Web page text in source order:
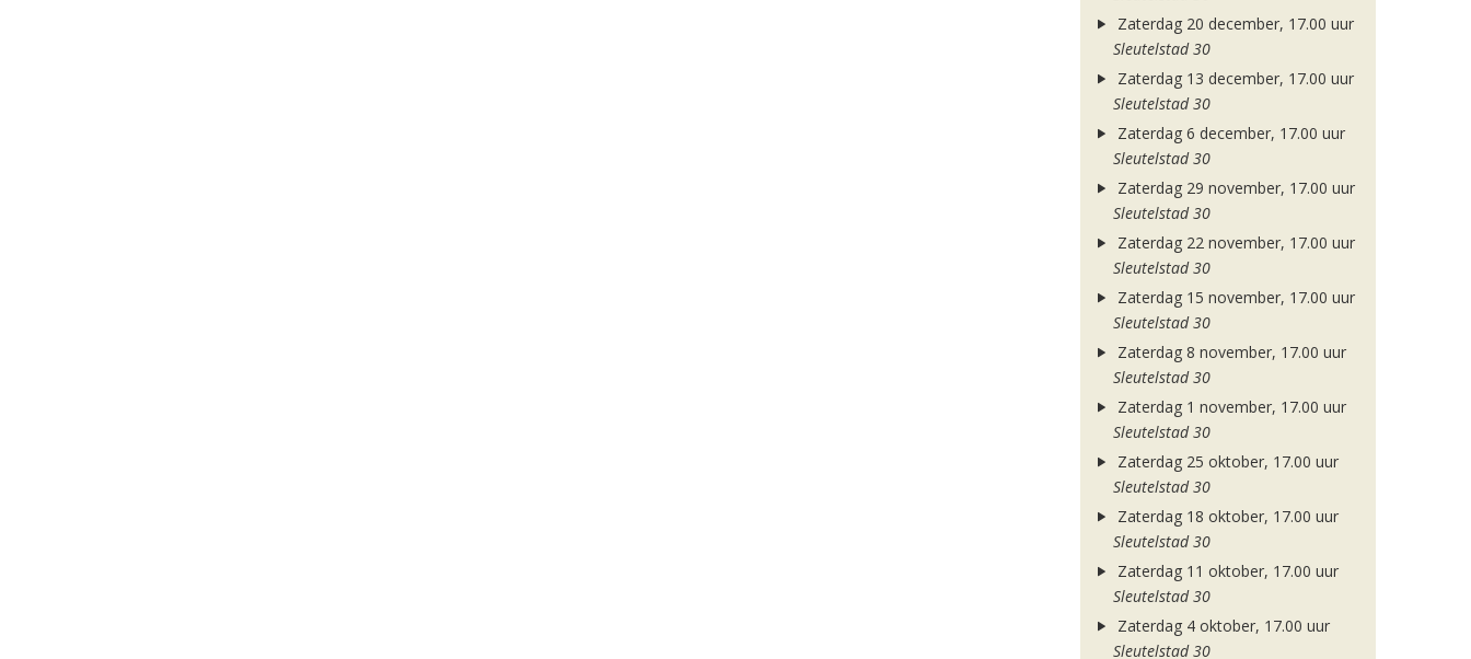
Zaterdag 20 december, 17.00 uur
Sleutelstad 30
Zaterdag 13 december, 17.00 uur
Sleutelstad 30
Zaterdag 6 december, 17.00 uur
Sleutelstad 30
Zaterdag 29 november, 17.00 uur
Sleutelstad 30
Zaterdag 22 november, 17.00 uur
Sleutelstad 30
Zaterdag 15 november, 17.00 uur
Sleutelstad 30
Zaterdag 8 november, 17.00 uur
Sleutelstad 30
Zaterdag 1 november, 17.00 uur
Sleutelstad 30
Zaterdag 25 oktober, 17.00 uur
Sleutelstad 30
Zaterdag 18 oktober, 17.00 uur
Sleutelstad 30
Zaterdag 11 oktober, 17.00 uur
Sleutelstad 30
Zaterdag 4 oktober, 17.00 uur
Sleutelstad 30